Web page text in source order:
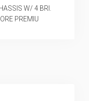
W/ 4 BRI.
PREMIU